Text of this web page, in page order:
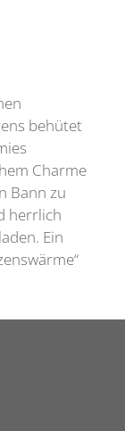
behütet
Charme
Bann zu
herrlich
Ein